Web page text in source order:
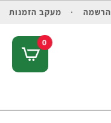
הרשמה מעקב הזמנות
0